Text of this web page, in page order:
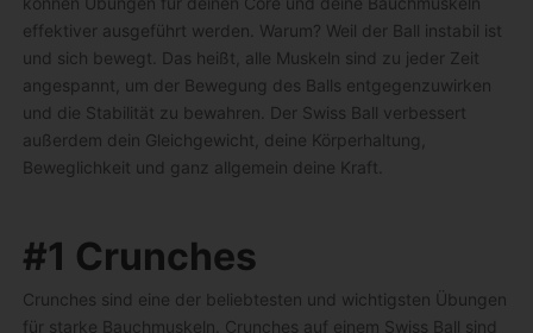
effektiver ausgeführt werden. Warum? Weil der Ball instabil ist
und sich bewegt. Das heißt, alle Muskeln sind zu jeder Zeit
angespannt, um der Bewegung des Balls entgegenzuwirken
und die Stabilität zu bewahren. Der Swiss Ball verbessert
außerdem dein Gleichgewicht, deine Körperhaltung,
Beweglichkeit und ganz allgemein deine Kraft.
#1 Crunches
Crunches sind eine der beliebtesten und wichtigsten Übungen
für starke Bauchmuskeln. Crunches auf einem Swiss Ball sind